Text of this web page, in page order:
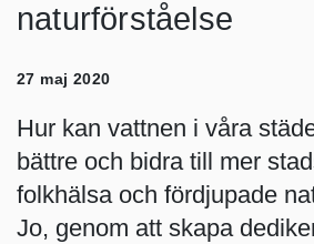
naturförståelse
27 maj 2020
Hur kan vattnen i våra
bättre och bidra till mer
folkhälsa och fördjupade
Jo, genom att skapa